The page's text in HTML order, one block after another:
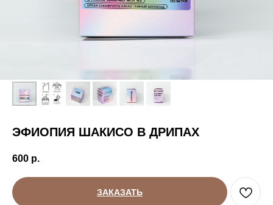
ЭФИОПИЯ ШАКИСО В ДРИПАХ
600 р.
ЗАКАЗАТЬ